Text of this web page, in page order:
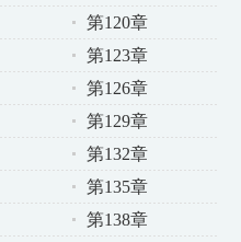
第120章
第123章
第126章
第129章
第132章
第135章
第138章